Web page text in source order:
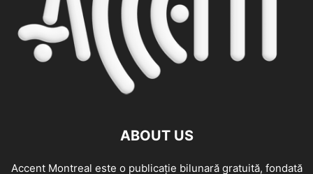
ABOUT US
Accent Montreal este o publicație bilunară gratuită, fondată